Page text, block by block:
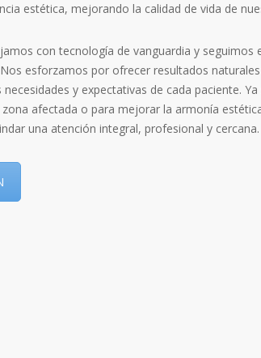
estética, mejorando la calidad de vida de
con tecnología de vanguardia y
esforzamos por ofrecer resultados
y expectativas de cada paciente.
afectada o para mejorar la armonía
una atención integral, profesional y cercana.